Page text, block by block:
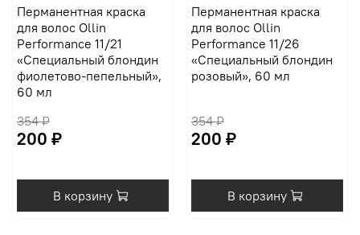
Перманентная краска
для волос Ollin
Performance 11/21
«Специальный блондин
фиолетово-пепельный»,
60 мл
354 ₽
200 ₽
В корзину
Перманентная краска
для волос Ollin
Performance 11/26
«Cпециальный блондин
розовый», 60 мл
354 ₽
200 ₽
В корзину